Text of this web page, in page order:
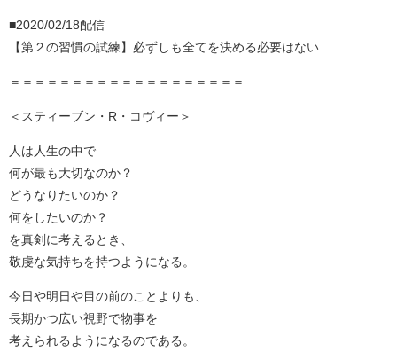
■2020/02/18配信
【第２の習慣の試練】必ずしも全てを決める必要はない
＝＝＝＝＝＝＝＝＝＝＝＝＝＝＝＝＝＝＝
＜スティーブン・R・コヴィー＞
人は人生の中で
何が最も大切なのか？
どうなりたいのか？
何をしたいのか？
を真剣に考えるとき、
敬虔な気持ちを持つようになる。
今日や明日や目の前のことよりも、
長期かつ広い視野で物事を
考えられるようになるのである。